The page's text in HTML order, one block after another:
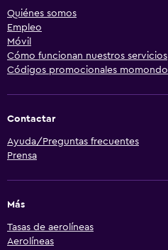
Quiénes somos
Empleo
Móvil
Cómo funcionan nuestros servicios
Códigos promocionales momondo
Contactar
Ayuda/Preguntas frecuentes
Prensa
Más
Tasas de aerolíneas
Aerolíneas